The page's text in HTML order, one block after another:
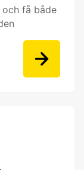
få både